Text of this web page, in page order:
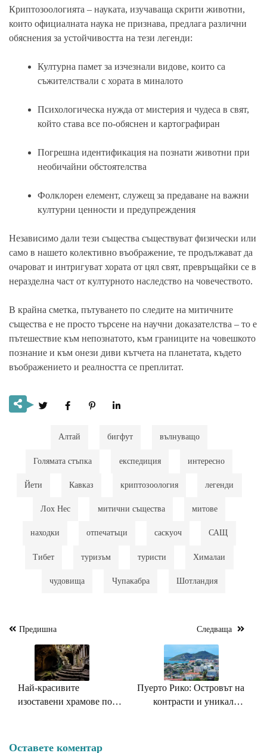
Криптозоологията – науката, изучаваща скрити животни,
които официалната наука не признава, предлага различни
обяснения за устойчивостта на тези легенди:
Културна памет за изчезнали видове, които са
съжителствали с хората в миналото
Психологическа нужда от мистерия и чудеса в свят,
който става все по-обяснен и картографиран
Погрешна идентификация на познати животни при
необичайни обстоятелства
Фолклорен елемент, служещ за предаване на важни
културни ценности и предупреждения
Независимо дали тези същества съществуват физически или
само в нашето колективно въображение, те продължават да
очароват и интригуват хората от цял свят, превръщайки се в
неразделна част от културното наследство на човечеството.
В крайна сметка, пътуването по следите на митичните
същества е не просто търсене на научни доказателства – то е
пътешествие към непознатото, към границите на човешкото
познание и към онези диви кътчета на планетата, където
въображението и реалността се преплитат.
Алтай бигфут вълнуващо
Голямата стъпка експедиция интересно
Йети Кавказ криптозоология легенди
Лох Нес митични същества митове
находки отпечатъци саскуоч САЩ
Тибет туризъм туристи Хималаи
чудовища Чупакабра Шотландия
Навигация
Предишна
Най-красивите
изоставени храмове по
Следваща
Пуерто Рико: Островът на
контрасти и уникални
Оставете коментар